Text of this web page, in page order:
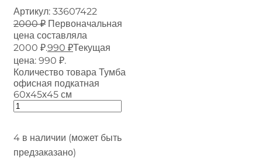
Артикул: 33607422
2000₽ Первоначальная
цена составляла
2000 ₽.990 ₽Текущая
цена: 990 ₽.
Количество товара Тумба
офисная подкатная
60х45х45 см
4 в наличии (может быть
предзаказано)